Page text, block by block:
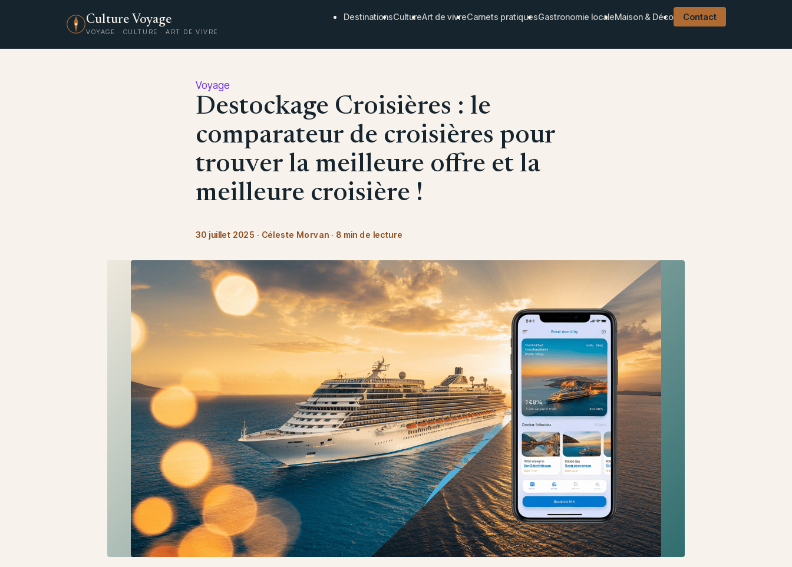
Culture Voyage
VOYAGE · CULTURE · ART DE VIVRE
DestinationsCultureArt de vivreCarnets pratiquesGastronomie localeMaison & Déco Contact
Voyage
Destockage Croisières : le
comparateur de croisières pour
trouver la meilleure offre et la
meilleure croisière !
30 juillet 2025 · Céleste Morvan · 8 min de lecture